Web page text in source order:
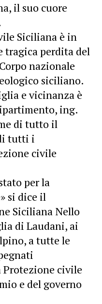
il suo cuore
Siciliana è in
tragica perdita del
nazionale
siciliano.
e vicinanza è
ing.
di tutto il
tutti i
civile
per la
si dice il
Siciliana Nello
di Laudani, ai
a tutte le
civile
e del governo